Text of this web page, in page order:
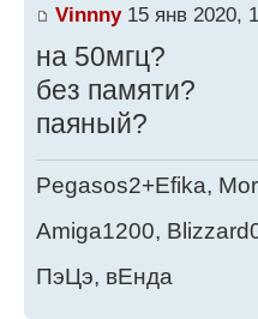
Vinnny15 янв 2020,
на 50мгц?
без памяти?
паяный?
Pegasos2+Efika,
Amiga1200,
ПэЦэ, вЕнда